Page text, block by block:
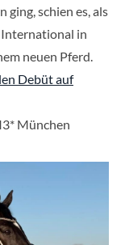
schien es, als
International in
neuen Pferd.
Debüt auf
München